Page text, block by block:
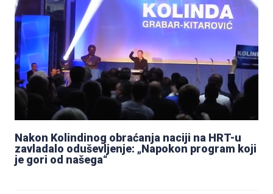
Nakon Kolindinog obraćanja naciji na HRT-u
zavladalo oduševljenje: „Napokon program koji
je gori od našega“